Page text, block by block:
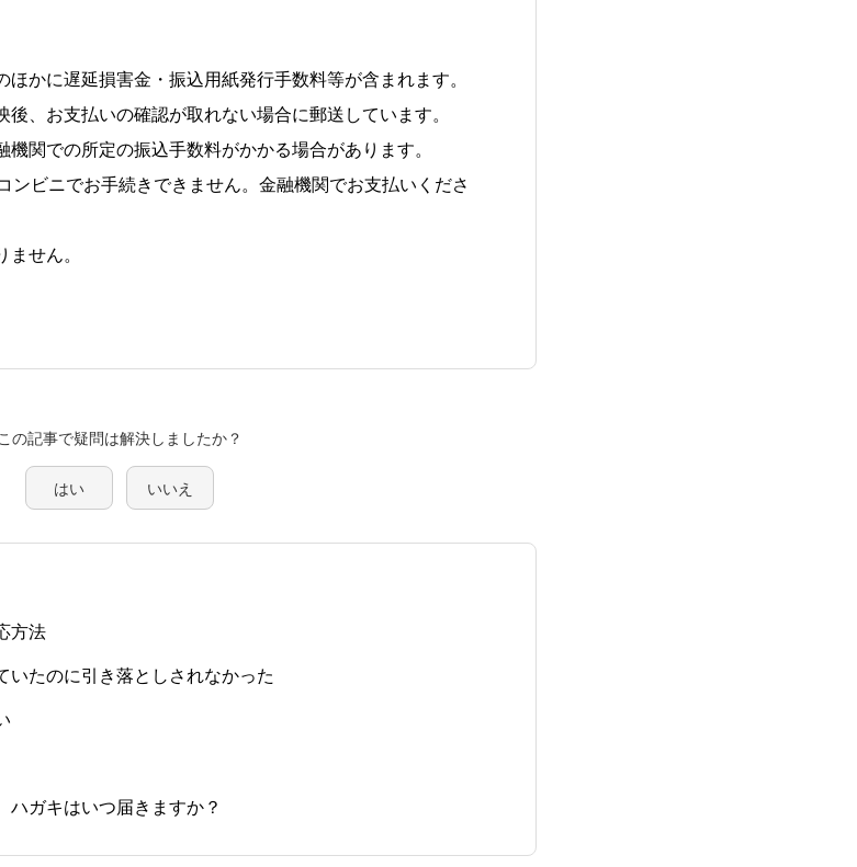
かに遅延損害金・振込用紙発行手数料等が含まれます。
、お支払いの確認が取れない場合に郵送しています。
関での所定の振込手数料がかかる場合があります。
ンビニでお手続きできません。金融機関でお支払いくださ
せん。
の記事で疑問は解決しましたか？
はい いいえ
方法
いたのに引き落としされなかった
ハガキはいつ届きますか？